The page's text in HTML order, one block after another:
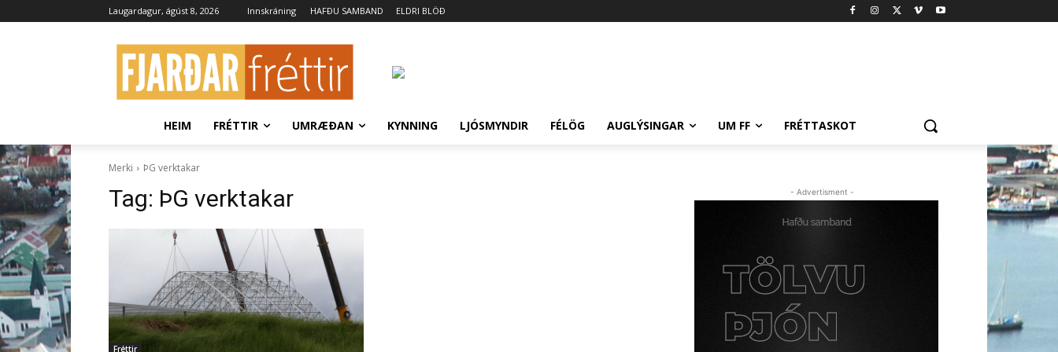
Laugardagur, ágúst 8, 2026 Innskráning HAFÐU SAMBAND ELDRI BLÖÐ
HEIM FRÉTTIR UMRÆÐAN KYNNING LJÓSMYNDIR FÉLÖG AUGLÝSINGAR UM FF FRÉTTASKOT
Merki ÞG verktakar
Tag: ÞG verktakar
Fréttir
- Advertisment -